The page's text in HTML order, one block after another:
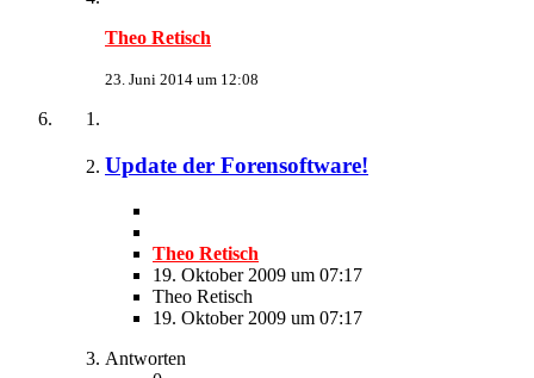
Theo Retisch
23. Juni 2014 um 12:08
Update der Forensoftware!
Theo Retisch
19. Oktober 2009 um 07:17
Theo Retisch
19. Oktober 2009 um 07:17
Antworten